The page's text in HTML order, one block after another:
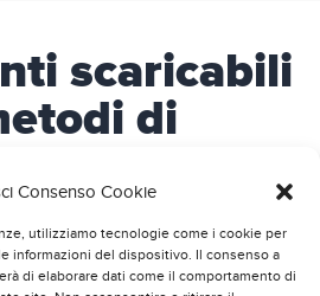
Consenso Cookie
utilizziamo tecnologie come i cookie per
informazioni del dispositivo. Il consenso a
di elaborare dati come il comportamento di
scaricabili
di
i documenti relativi al
all’interno della nostra
a vostra disposizione per